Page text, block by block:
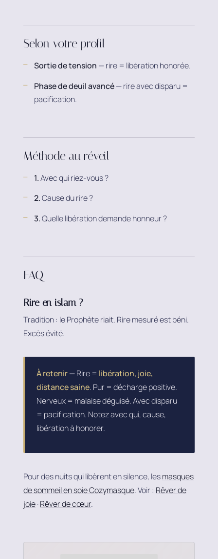
Selon votre profil
Sortie de tension — rire = libération honorée.
Phase de deuil avancé— rire avec disparu =
pacification.
Méthode au réveil
1.Avec qui riez-vous ?
2.Cause du rire ?
3.Quelle libération demande honneur ?
FAQ
Rire en islam ?
Tradition : le Prophète riait. Rire mesuré est béni.
Excès évité.
À retenir— Rire = libération, joie,
distance saine. Pur = décharge positive.
Nerveux = malaise déguisé. Avec disparu
= pacification. Notez avec qui, cause,
libération à honorer.
Pour des nuits qui libèrent en silence, lesmasques
de sommeil en soie Cozymasque. Voir : Rêver de
joie·Rêver de cœur.